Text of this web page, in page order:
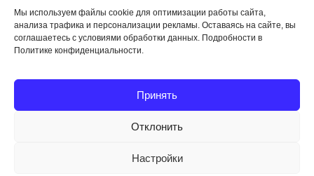
Мы используем файлы cookie для оптимизации работы сайта,
анализа трафика и персонализации рекламы. Оставаясь на сайте, вы
соглашаетесь с условиями обработки данных. Подробности в
Политике конфиденциальности.
Принять
Отклонить
Настройки
этом браузере для последующих моих
комментариев.